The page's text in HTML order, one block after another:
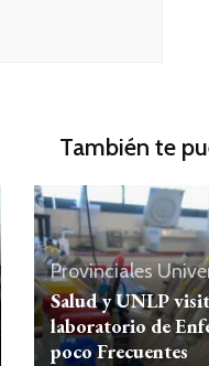
También te
Provinciales
Salud y UNLP
laboratorio de
poco Frecuentes